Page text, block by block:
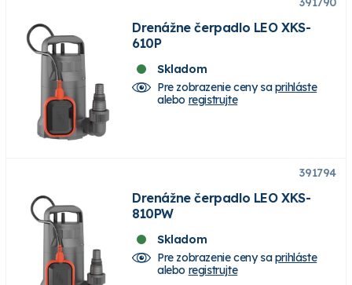
Drenážne čerpadlo LEO XKS-
610P
Skladom
Pre zobrazenie ceny saprihláste
alebo registrujte
391794
Drenážne čerpadlo LEO XKS-
810PW
Skladom
Pre zobrazenie ceny saprihláste
alebo registrujte